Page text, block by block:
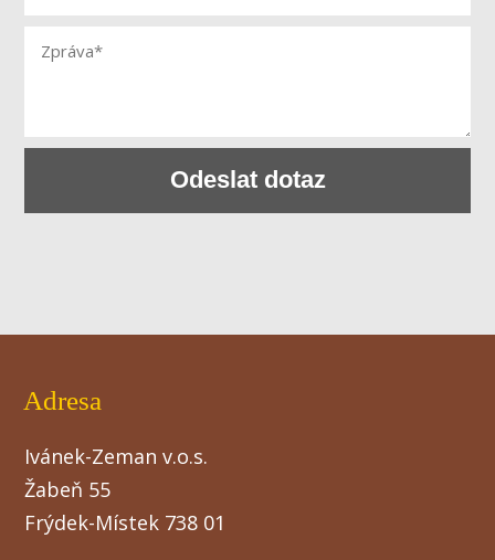
Odeslat dotaz
Adresa
Ivánek-Zeman v.o.s.
Žabeň 55
Frýdek-Místek 738 01